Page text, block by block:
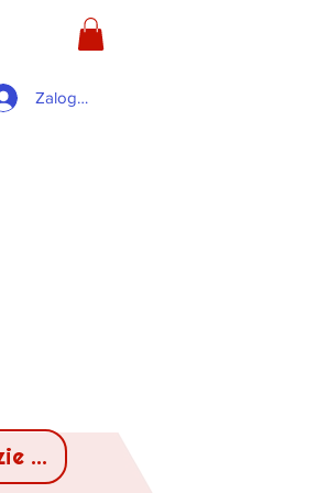
Zaloguj się
dostępny